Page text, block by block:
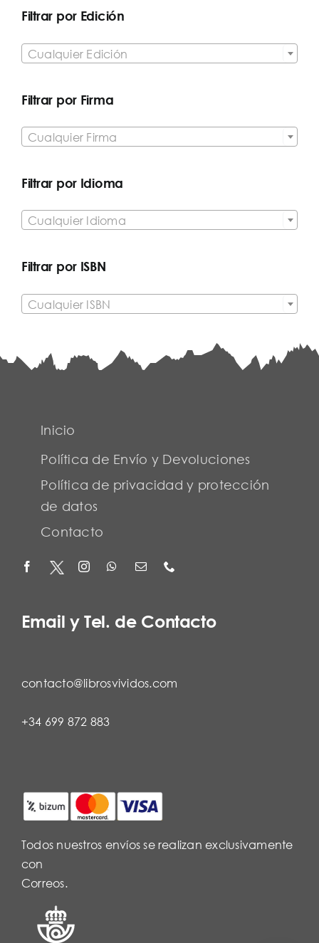
Filtrar por Edición
Cualquier Edición
Filtrar por Firma
Cualquier Firma
Filtrar por Idioma
Cualquier Idioma
Filtrar por ISBN
Cualquier ISBN
Inicio
Política de Envío y Devoluciones
Política de privacidad y protección
de datos
Contacto
Email y Tel. de Contacto
contacto@librosvividos.com
+34 699 872 883
Todos nuestros envíos se realizan exclusivamente
con
Correos.